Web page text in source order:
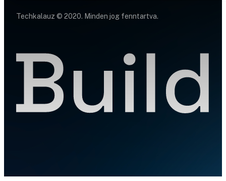
Techkalauz © 2020. Minden jog fenntartva.